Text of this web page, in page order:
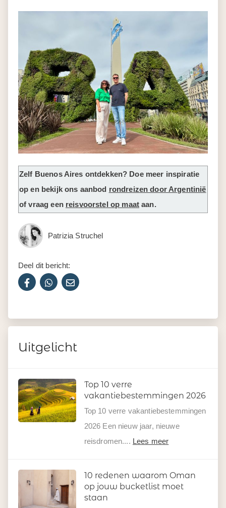
Zelf Buenos Aires ontdekken? Doe meer inspiratie
op en bekijk ons aanbod rondreizen door Argentinië
of vraag een reisvoorstel op maataan.
Patrizia Struchel
Deel dit bericht:
Uitgelicht
Top 10 verre
vakantiebestemmingen 2026
Top 10 verre vakantiebestemmingen
2026 Een nieuw jaar, nieuwe
reisdromen.... Lees meer
10 redenen waarom Oman
op jouw bucketlist moet
staan